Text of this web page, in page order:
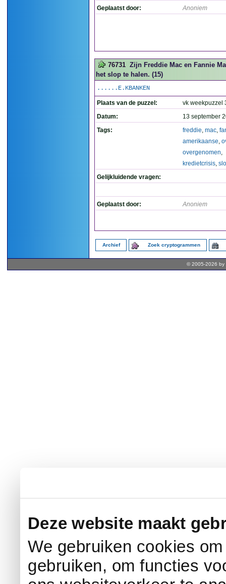
Deze website maakt
We gebruiken cookies
gebruiken, om functies
Geplaatst door: Anoniem
76731 Zijn Freddie Mac en Fannie
het slop te halen. (15)
......E.KBANKEN
Plaats van de puzzel:
vk weekpuzzel
Datum:
13 september
Tags:
freddie, mac,
amerikaanse,
overgenomen,
kredietcrisis,
Gelijkluidende vragen:
Geplaatst door: Anoniem
Archief Zoek cryptogrammen
© 2005-2026 by